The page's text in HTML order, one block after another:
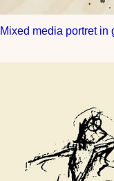
Mixed media portret in